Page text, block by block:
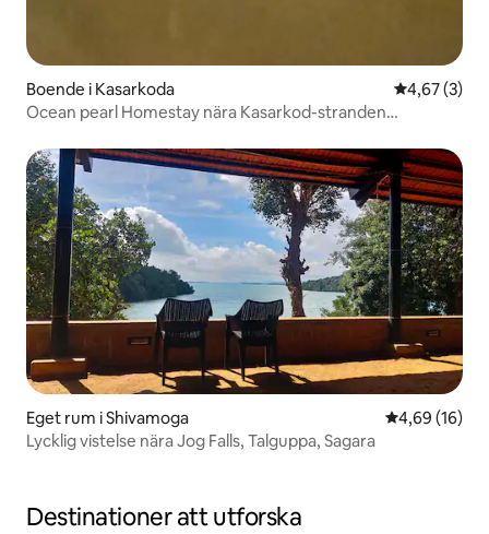
Boende i Kasarkoda 4,67 av 5 i
4,67 (3)
Ocean pearl Homestay nära Kasarkod-stranden
Eget rum i Shivamoga 4,69 av 5 i
4,69 (16)
Lycklig vistelse nära Jog Falls, Talguppa, Sagara
Destinationer att utforska